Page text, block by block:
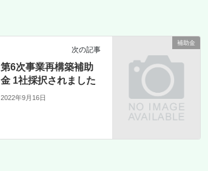
補助金
次の記事
第6次事業再構築補助
金 1社採択されました
2022年9月16日